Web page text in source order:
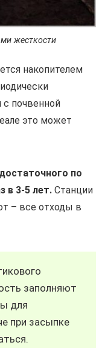
жесткости
накопителем
с почвенной
это может
по
в 3-5 лет. Станции
– все отходы в
заполняют
для
при засыпке